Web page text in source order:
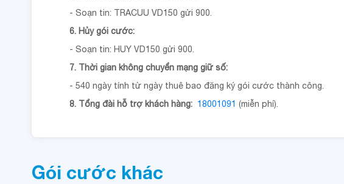
- Soạn tin: TRACUU VD150 gửi 900.
6. Hủy gói cước:
- Soạn tin: HUY VD150 gửi 900.
7. Thời gian không chuyển mạng giữ số:
- 540 ngày tính từ ngày thuê bao đăng ký gói cước thành công.
8. Tổng đài hỗ trợ khách hàng: 18001091 (miễn phí).
Gói cước khác